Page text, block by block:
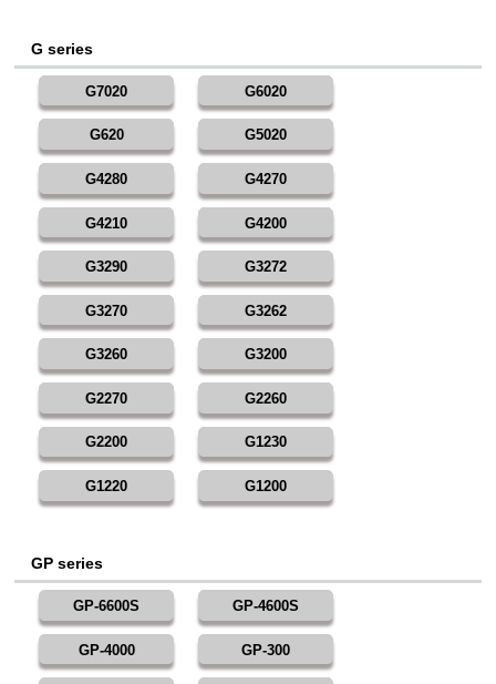
G series
G7020 G6020
G620 G5020
G4280 G4270
G4210 G4200
G3290 G3272
G3270 G3262
G3260 G3200
G2270 G2260
G2200 G1230
G1220 G1200
GP series
GP-6600S GP-4600S
GP-4000 GP-300